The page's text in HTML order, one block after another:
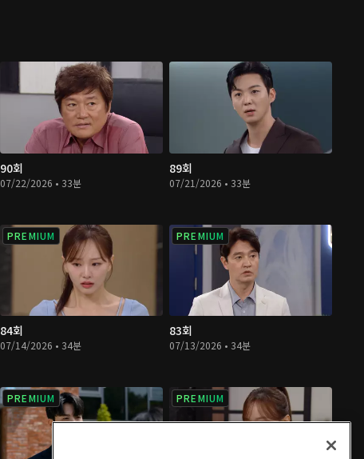
90회
07/22/2026 • 33분
89회
07/21/2026 • 33분
PREMIUM
84회
07/14/2026 • 34분
PREMIUM
83회
07/13/2026 • 34분
PREMIUM PREMIUM